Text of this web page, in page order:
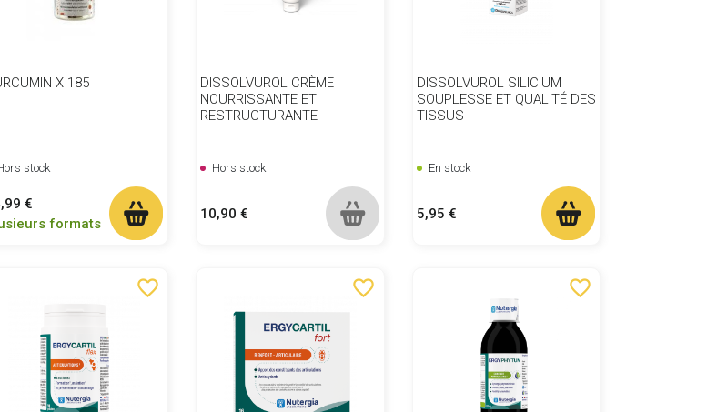
X 185
stock
€
formats
DISSOLVUROL CRÈME
NOURRISSANTE ET
RESTRUCTURANTE
Hors stock
Prix
10,90 €
DISSOLVUROL SILICIUM
SOUPLESSE ET QUALITÉ DES
TISSUS
En stock
Prix
5,95 €
favorite_border favorite_border favorite_border